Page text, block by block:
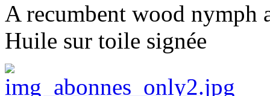
A recumbent wood nymph
Huile sur toile signée